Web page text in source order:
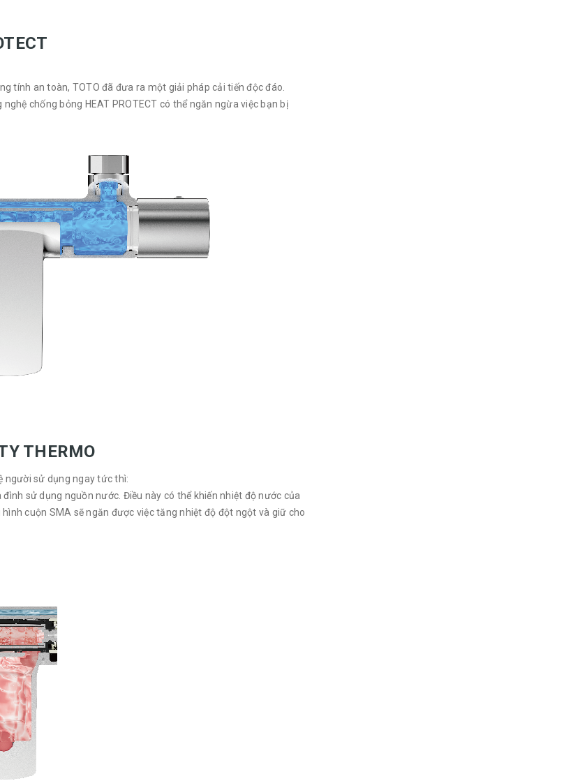
tính an toàn, TOTO đã đưa ra một giải pháp cải tiến độc đáo.
chống bỏng HEAT PROTECT có thể ngăn ngừa việc bạn bị
THERMO
người sử dụng ngay tức thì:
sử dụng nguồn nước. Điều này có thể khiến nhiệt độ nước của
cuộn SMA sẽ ngăn được việc tăng nhiệt độ đột ngột và giữ cho